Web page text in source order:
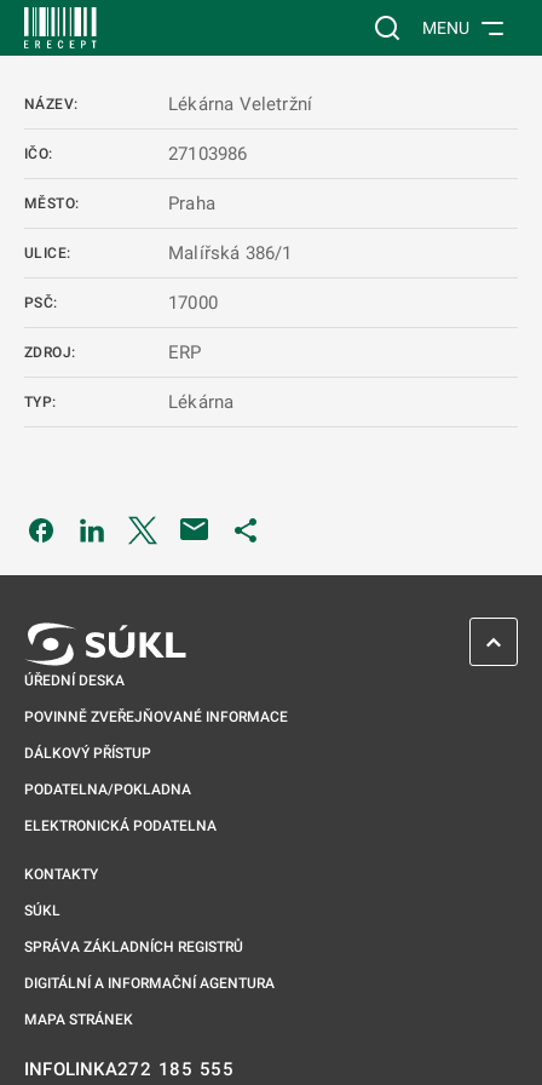
Vyhledávání na
MENU
NÁZEV: Lékárna Veletržní
IČO: 27103986
MĚSTO: Praha
ULICE: Malířská 386/1
PSČ: 17000
ZDROJ: ERP
TYP: Lékárna
Odkaz se otevře na nové kartě
Odkaz se otevře na nové kartě
Odkaz se otevře na nové kartě
ÚŘEDNÍ DESKA
POVINNĚ ZVEŘEJŇOVANÉ INFORMACE
DÁLKOVÝ PŘÍSTUP
PODATELNA/POKLADNA
ELEKTRONICKÁ PODATELNA
KONTAKTY
SÚKL
SPRÁVA ZÁKLADNÍCH REGISTRŮ
DIGITÁLNÍ A INFORMAČNÍ AGENTURA
MAPA STRÁNEK
INFOLINKA272 185 555
ZPĚT